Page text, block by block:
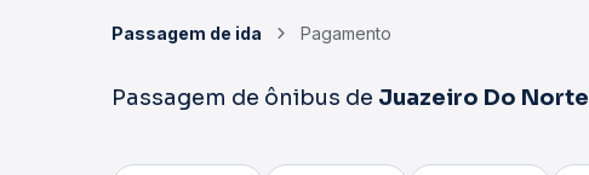
Passagem de ida Pagamento
Passagem de ônibus de Juazeiro Do Norte